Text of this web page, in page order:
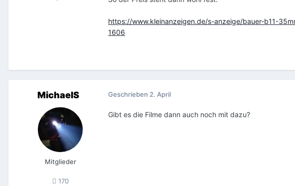
https://www.kleinanzeigen.de/s-anzeige/bauer-b11-
1606
MichaelS
Mitglieder
170
Geschrieben 2. April
Gibt es die Filme dann auch noch mit dazu?